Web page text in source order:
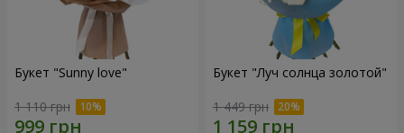
Букет "Sunny love"
1 110 грн
Букет "Луч солнца золотой"
1 449 грн